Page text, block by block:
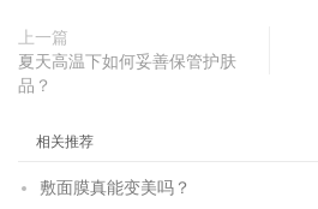
上一篇
夏天高温下如何妥善保管护肤
品？
相关推荐
敷面膜真能变美吗？